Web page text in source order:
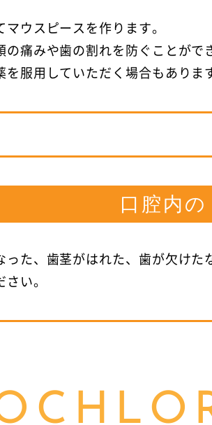
ウスピースを作ります。
痛みや歯の割れを防ぐことがで
服用していただく場合もありま
口腔内
った、歯茎がはれた、歯が欠け
い。